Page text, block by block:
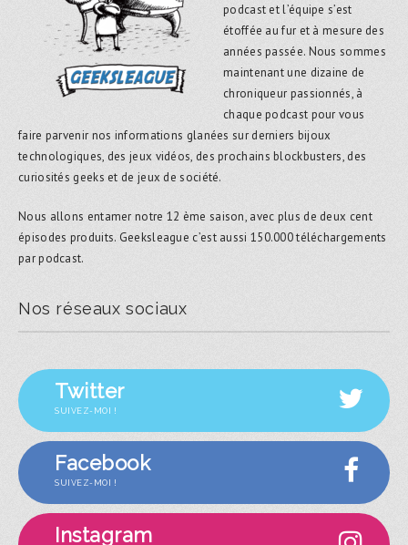
podcast et l’équipe s’est
étoffée au fur et à mesure des
années passée. Nous sommes
maintenant une dizaine de
chroniqueur passionnés, à
chaque podcast pour vous
faire parvenir nos informations glanées sur derniers bijoux
technologiques, des jeux vidéos, des prochains blockbusters, des
curiosités geeks et de jeux de société.
Nous allons entamer notre 12 ème saison, avec plus de deux cent
épisodes produits. Geeksleague c’est aussi 150.000 téléchargements
par podcast.
Nos réseaux sociaux
Twitter
SUIVEZ-MOI !
Facebook
SUIVEZ-MOI !
Instagram